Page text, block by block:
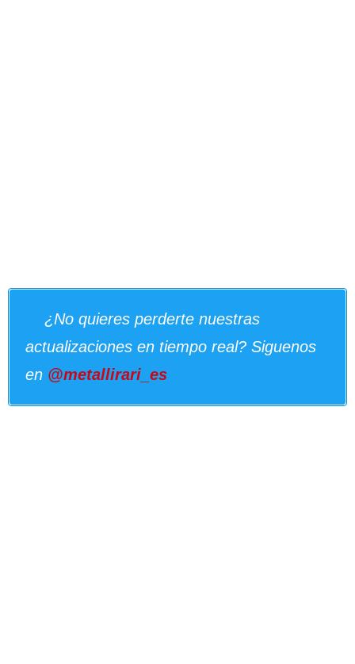
¿No quieres perderte nuestras
actualizaciones en tiempo real? Siguenos
en @metallirari_es